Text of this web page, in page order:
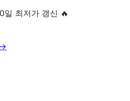
일 최저가 갱신 🔥